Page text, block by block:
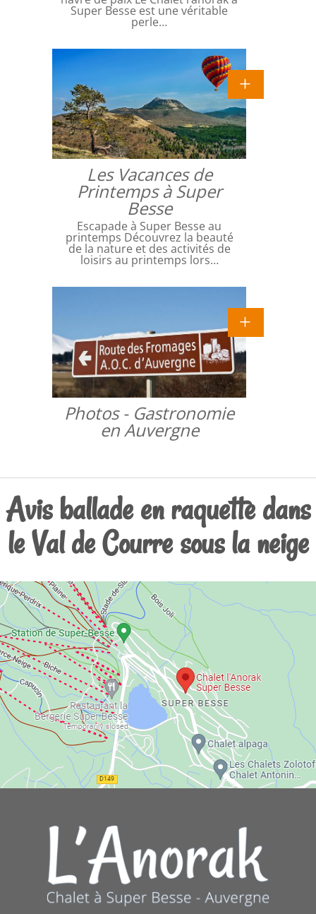
Super Besse est une véritable
perle…
Les Vacances de
Printemps à Super
Besse
Escapade à Super Besse au
printemps Découvrez la beauté
de la nature et des activités de
loisirs au printemps lors…
Photos - Gastronomie
en Auvergne
Avis ballade en raquette dans
le Val de Courre sous la neige